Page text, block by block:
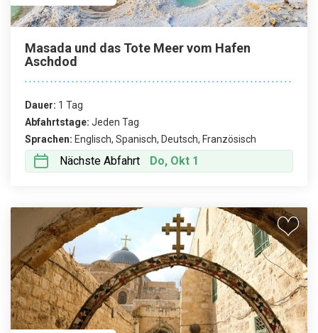
Masada und das Tote Meer vom Hafen
Aschdod
Dauer: 1 Tag
Abfahrtstage: Jeden Tag
Sprachen: Englisch, Spanisch, Deutsch, Französisch
Nächste Abfahrt Do, Okt 1